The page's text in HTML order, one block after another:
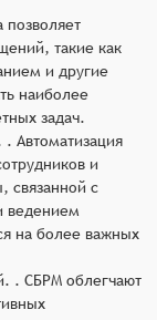
такие как
и другие
наиболее
задач.
Автоматизация
и
связанной с
ведением
на более важных
. СБРМ облегчают